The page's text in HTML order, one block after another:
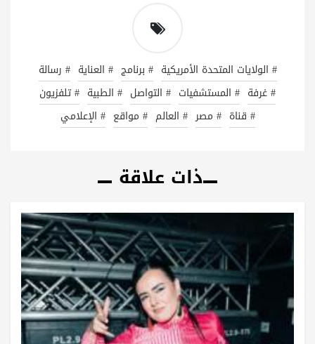
# الولايات المتحدة الأمريكية # برنامج # العناية # رسالة
# غرفة # المستشفيات # التواصل # الطبية # تلفزيون
# قناة # مصر # العالم # مواقع # الإعلامي
ذات علاقة